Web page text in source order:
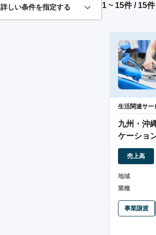
詳しい条件を指定する 1 ~ 15件 / 15件
生活関連サー
九州・沖
ケーショ
事業譲渡
売上高
地域
業種
事業譲渡